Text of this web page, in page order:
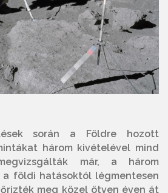
során a Földre hozott
három kivételével mind
már, a három
a földi hatásoktól légmentesen
meg közel ötven éven át